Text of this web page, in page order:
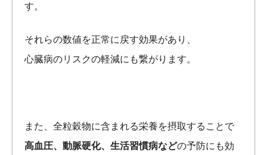
す。
それらの数値を正常に戻す効果があり、
心臓病のリスクの軽減にも繋がります。
また、全粒穀物に含まれる栄養を摂取することで
高血圧、動脈硬化、生活習慣病などの予防にも効